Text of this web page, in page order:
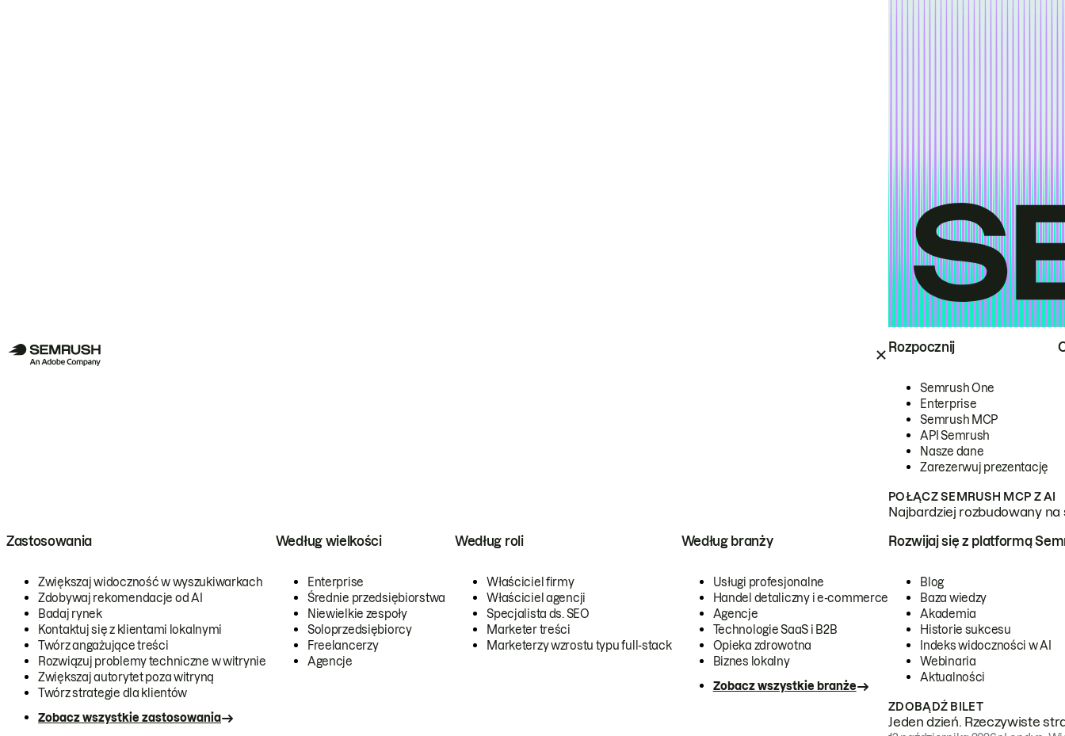
Rozpocznij
Semrush One
Enterprise
Semrush MCP
API Semrush
Nasze dane
Zarezerwuj prezentację
POŁĄCZ SEMRUSH MCP Z AI
Najbardziej rozbudowany
Zastosowania
Zwiększaj widoczność w wyszukiwarkach
Zdobywaj rekomendacje od AI
Badaj rynek
Kontaktuj się z klientami lokalnymi
Twórz angażujące treści
Rozwiązuj problemy techniczne w witrynie
Zwiększaj autorytet poza witryną
Twórz strategie dla klientów
Zobacz wszystkie zastosowania
Według wielkości
Enterprise
Średnie przedsiębiorstwa
Niewielkie zespoły
Soloprzedsiębiorcy
Freelancerzy
Agencje
Według roli
Właściciel firmy
Właściciel agencji
Specjalista ds. SEO
Marketer treści
Marketerzy wzrostu typu full-stack
Według branży
Usługi profesjonalne
Handel detaliczny i e-commerce
Agencje
Technologie SaaS i B2B
Opieka zdrowotna
Biznes lokalny
Zobacz wszystkie branże
Rozwijaj się z platformą
Blog
Baza wiedzy
Akademia
Historie sukcesu
Indeks widoczności w AI
Webinaria
Aktualności
ZDOBĄDŹ BILET
Jeden dzień. Rzeczywiste